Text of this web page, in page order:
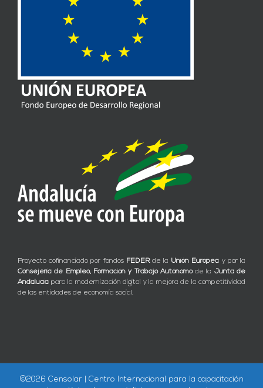
Proyecto cofinanciado por fondos FEDERde la Unión Europea y por la
Consejería de Empleo, Formación y Trabajo Autónomode la Junta de
Andalucía para la modernización digital y la mejora de la competitividad
de las entidades de economía social.
©2026 Censolar | Centro Internacional para la capacitación